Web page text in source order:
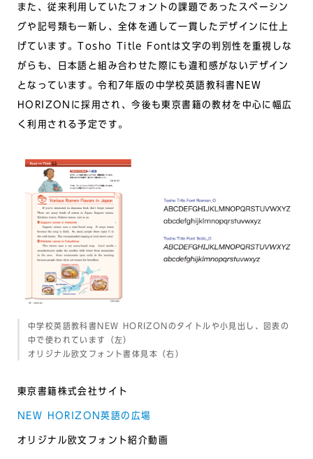
また、従来利用していたフォントの課題であったスペーシン
グや記号類も一新し、全体を通して一貫したデザインに仕上
げています。Tosho Title Fontは文字の判別性を重視しな
がらも、日本語と組み合わせた際にも違和感がないデザイン
となっています。令和7年版の中学校英語教科書NEW
HORIZONに採用され、今後も東京書籍の教材を中心に幅広
く利用される予定です。
中学校英語教科書NEW HORIZONのタイトルや小見出し、図表の
中で使われています（左）
オリジナル欧文フォント書体見本（右）
東京書籍株式会社サイト
NEW HORIZON英語の広場
オリジナル欧文フォント紹介動画